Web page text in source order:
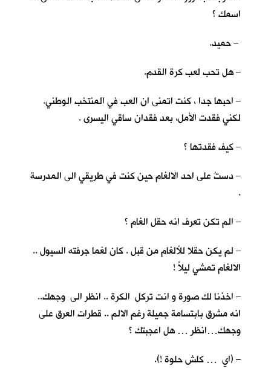
اسمك ؟
– حميد.
– هل تحب لعب كرة القدم.
– احبها جدا ، كنت اتمنى ان العب في المنتخب الوطني.
لكني فقدت الأمل، بعد فقدان ساقي اليسرى .
– كيف فقدتها ؟
– دستُ على احد الالغام حين كنت في طريقي الى المدرسة
.
– الم تكن تعرف انه حقل الغام ؟
– لم يكن حقلا للألغام من قبل . كان لغما جرفته السيول ..
الالغام تمشي ليلاً !
– اخذنا لك صورة و انت تركل الكرة .. انظر الى وجهك..
انه مشرق بابتسامة جميلة رغم الالم .. قطرات العرق على
وجهك…انظر … هل اعجبتك ؟
– (اي … كلش حلوة !).